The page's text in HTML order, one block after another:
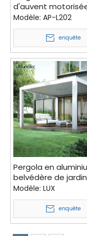
d'auvent
belvédère
avec la lumière de
Modèle: AP-L202
enquête
Pergola en
belvédère de jardin
motorisée avec le
système à
télécommande
Modèle: LUX
enquête